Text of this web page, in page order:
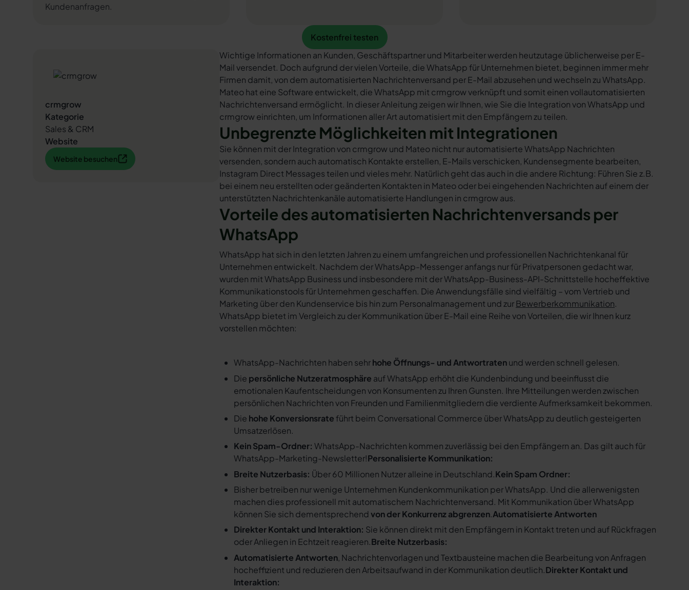
Kundenanfragen.
Kostenfrei testen
Kostenfrei testen
crmgrow
Kategorie
Sales & CRM
Website
Website besuchen
Website besuchen
Wichtige Informationen an Kunden, Geschäftspartner und Mitarbeiter werden heutzutage üblicherweise per E-
Mail versendet. Doch aufgrund der vielen Vorteile, die WhatsApp für Unternehmen bietet, beginnen immer mehr
Firmen damit, von dem automatisierten Nachrichtenversand per E-Mail abzusehen und wechseln zu WhatsApp.
Mateo hat eine Software entwickelt, die WhatsApp mit crmgrow verknüpft und somit einen vollautomatisierten
Nachrichtenversand ermöglicht. In dieser Anleitung zeigen wir Ihnen, wie Sie die Integration von WhatsApp und
crmgrow einrichten, um Informationen aller Art automatisiert mit den Empfängern zu teilen.
Unbegrenzte Möglichkeiten mit Integrationen
Sie können mit der Integration von crmgrow und Mateo nicht nur automatisierte WhatsApp Nachrichten
versenden, sondern auch automatisch Kontakte erstellen, E-Mails verschicken, Kundensegmente bearbeiten,
Instagram Direct Messages teilen und vieles mehr. Natürlich geht das auch in die andere Richtung: Führen Sie z.B.
bei einem neu erstellten oder geänderten Kontakten in Mateo oder bei eingehenden Nachrichten auf einem der
unterstützten Nachrichtenkanäle automatisierte Handlungen in crmgrow aus.
Vorteile des automatisierten Nachrichtenversands per
WhatsApp
WhatsApp hat sich in den letzten Jahren zu einem umfangreichen und professionellen Nachrichtenkanal für
Unternehmen entwickelt. Nachdem der WhatsApp-Messenger anfangs nur für Privatpersonen gedacht war,
wurden mit WhatsApp Business und insbesondere mit der WhatsApp-Business-API-Schnittstelle hocheffektive
Kommunikationstools für Unternehmen geschaffen. Die Anwendungsfälle sind vielfältig – vom Vertrieb und
Marketing über den Kundenservice bis hin zum Personalmanagement und zurBewerberkommunikation.
WhatsApp bietet im Vergleich zu der Kommunikation über E-Mail eine Reihe von Vorteilen, die wir Ihnen kurz
vorstellen möchten:
WhatsApp-Nachrichten haben sehrhohe Öffnungs- und Antwortratenund werden schnell gelesen.
Die persönliche Nutzeratmosphäre auf WhatsApp erhöht die Kundenbindung und beeinflusst die
emotionalen Kaufentscheidungen von Konsumenten zu Ihren Gunsten. Ihre Mitteilungen werden zwischen
persönlichen Nachrichten von Freunden und Familienmitgliedern die verdiente Aufmerksamkeit bekommen.
Die hohe Konversionsrate führt beim Conversational Commerce über WhatsApp zu deutlich gesteigerten
Umsatzerlösen.
Kein Spam-Ordner: WhatsApp-Nachrichten kommen zuverlässig bei den Empfängern an. Das gilt auch für
WhatsApp-Marketing-Newsletter!Personalisierte Kommunikation:
Breite Nutzerbasis: Über 60 Millionen Nutzer alleine in Deutschland.Kein Spam Ordner:
Bisher betreiben nur wenige Unternehmen Kundenkommunikation per WhatsApp. Und die allerwenigsten
machen dies professionell mit automatischem Nachrichtenversand. Mit Kommunikation über WhatsApp
können Sie sich dementsprechendvon der Konkurrenz abgrenzen.Automatisierte Antworten
Direkter Kontakt und Interaktion: Sie können direkt mit den Empfängern in Kontakt treten und auf Rückfragen
oder Anliegen in Echtzeit reagieren.Breite Nutzerbasis:
Automatisierte Antworten, Nachrichtenvorlagen und Textbausteine machen die Bearbeitung von Anfragen
hocheffizient und reduzieren den Arbeitsaufwand in der Kommunikation deutlich.Direkter Kontakt und
Interaktion: